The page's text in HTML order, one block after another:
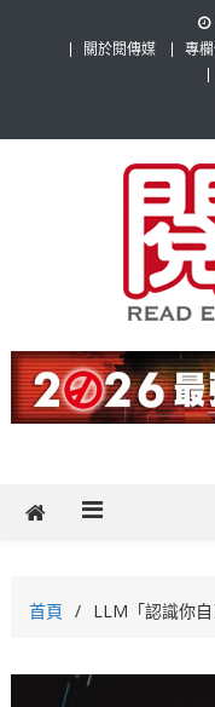
關於閱傳媒
專
閱政治
題，也要專業評論，閱政
讓讀
首頁 LLM「認識你